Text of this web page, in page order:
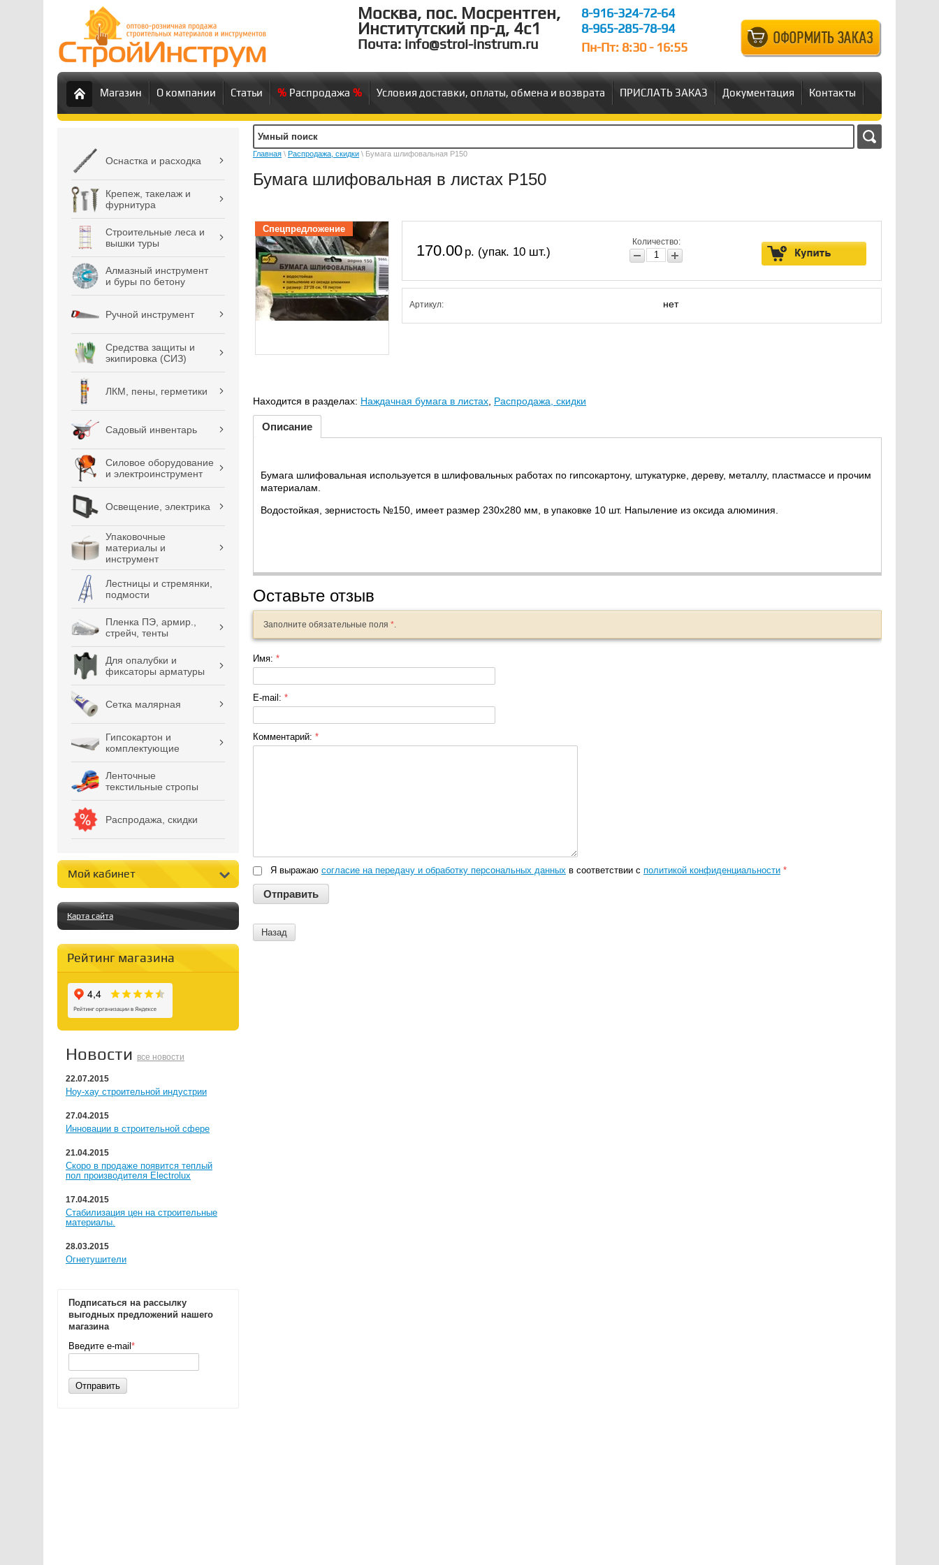
Москва, пос. Мосрентген,
Институтский пр-д, 4c1
Почта: info@stroi-instrum.ru
8-916-324-72-64
8-965-285-78-94
Пн-Пт: 8:30 - 16:55
Магазин О компании Статьи Распродажа Условия доставки, оплаты, обмена и возврата ПРИСЛАТЬ ЗАКАЗ Документация Контакты
Оснастка и расходка
Крепеж, такелаж и
фурнитура
Строительные леса и
вышки туры
Алмазный инструмент
и буры по бетону
Ручной инструмент
Средства защиты и
экипировка (СИЗ)
ЛКМ, пены, герметики
Садовый инвентарь
Силовое оборудование
и электроинструмент
Освещение, электрика
Упаковочные
материалы и
инструмент
Лестницы и стремянки,
подмости
Пленка ПЭ, армир.,
стрейч, тенты
Для опалубки и
фиксаторы арматуры
Сетка малярная
Гипсокартон и
комплектующие
Ленточные
текстильные стропы
Распродажа, скидки
Мой кабинет
Карта сайта
Рейтинг магазина
Новости все новости
22.07.2015
Ноу-хау строительной индустрии
27.04.2015
Инновации в строительной сфере
21.04.2015
Скоро в продаже появится теплый
пол производителя Electrolux
17.04.2015
Стабилизация цен на строительные
материалы.
28.03.2015
Огнетушители
Подписаться на рассылку
выгодных предложений нашего
магазина
Введите e-mail *
Отправить
Главная \ Распродажа, скидки \ Бумага шлифовальная Р150
Бумага шлифовальная в листах Р150
Спецпредложение
170.00 р. (упак. 10 шт.)
Количество:
Артикул: нет
Находится в разделах: Наждачная бумага в листах Распродажа, скидки
Описание
Бумага шлифовальная используется в шлифовальных работах по гипсокартону, штукатурке, дереву, металлу, пластмассе и прочим
материалам.
Водостойкая, зернистость №150, имеет размер 230х280 мм, в упаковке 10 шт. Напыление из оксида алюминия.
Оставьте отзыв
Заполните обязательные поля *.
Имя: *
E-mail: *
Комментарий: *
Я выражаю согласие на передачу и обработку персональных данных в соответствии с политикой конфиденциальности *
Назад